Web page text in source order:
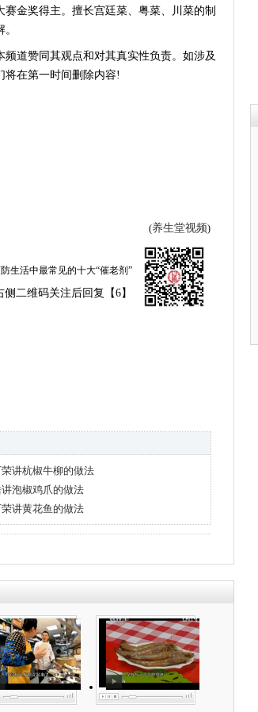
金奖得主。擅长宫廷菜、粤菜、川菜的制
频道赞同其观点和对其真实性负责。如涉及
将在第一时间删除内容!
(养生堂视频)
生活中最常见的十大“催老剂”
二维码关注后回复【6】
讲杭椒牛柳的做法
讲泡椒鸡爪的做法
讲黄花鱼的做法